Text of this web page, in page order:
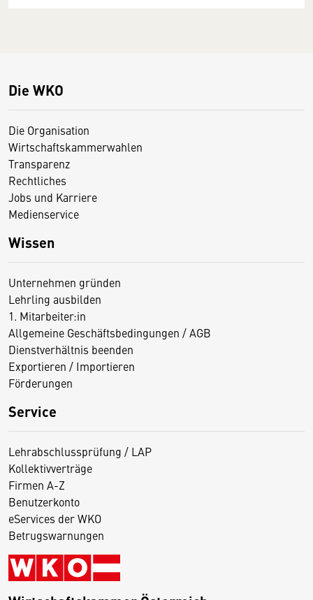
Die WKO
Die Organisation
Wirtschaftskammerwahlen
Transparenz
Rechtliches
Jobs und Karriere
Medienservice
Wissen
Unternehmen gründen
Lehrling ausbilden
1. Mitarbeiter:in
Allgemeine Geschäftsbedingungen / AGB
Dienstverhältnis beenden
Exportieren / Importieren
Förderungen
Service
Lehrabschlussprüfung / LAP
Kollektivverträge
Firmen A-Z
Benutzerkonto
eServices der WKO
Betrugswarnungen